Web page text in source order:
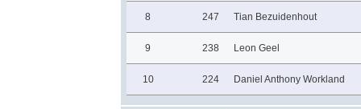
8 247 Tian Bezuidenhout
9 238 Leon Geel
10 224 Daniel Anthony Workland